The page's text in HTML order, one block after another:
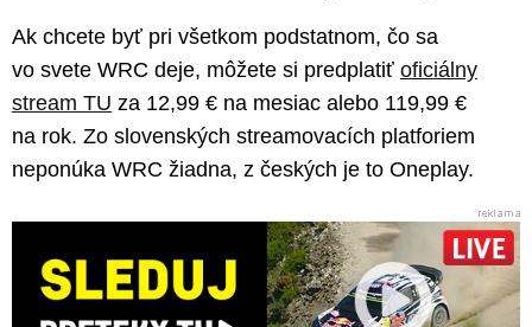
Ak chcete byť pri všetkom podstatnom, čo sa
vo svete WRC deje, môžete si predplatiť oficiálny
stream TU za 12,99 € na mesiac alebo 119,99 €
na rok. Zo slovenských streamovacích platforiem
neponúka WRC žiadna, z českých je to Oneplay.